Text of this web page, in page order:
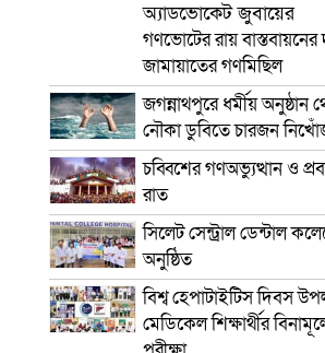
অ্যাডভোকেট জুবায়ের
গণভোটের রায় বাস্তবায়নের
জামায়াতের গণমিছিল
জগন্নাথপুরে ধর্মীয় অনুষ্ঠান
নৌকা ডুবিতে চারজন
চব্বিশের গণঅভ্যুত্থান ও
রাত
সিলেট সেন্ট্রাল ডেন্টাল
অনুষ্ঠিত
বিশ্ব হেপাটাইটিস দিবস
মেডিকেল শিক্ষার্থীর